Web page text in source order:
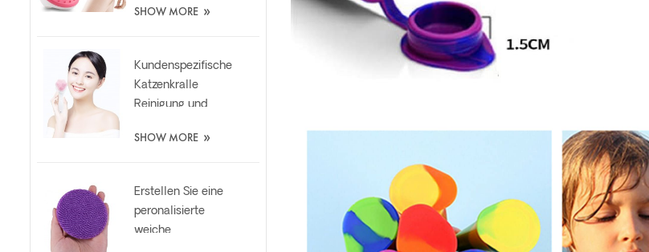
Entspannende
SHOW MORE »
Kundenspezifische
Katzenkralle
Reinigung und
Gesichtspeeling
SHOW MORE »
Erstellen Sie eine
peronalisierte
weiche